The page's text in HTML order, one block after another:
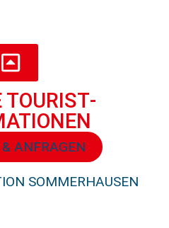
TOURIST­
ANFRAGEN
SOMMERHAUSEN